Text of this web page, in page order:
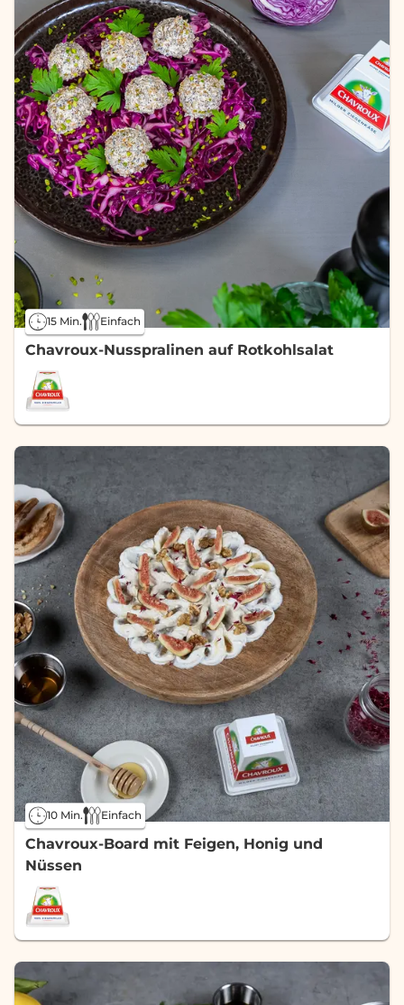
15 Min. Einfach
Chavroux-Nusspralinen auf Rotkohlsalat
10 Min. Einfach
Chavroux-Board mit Feigen, Honig und
Nüssen